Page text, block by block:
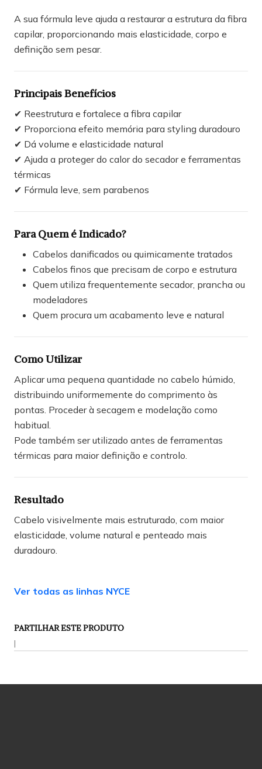
A sua fórmula leve ajuda a restaurar a estrutura da fibra
capilar, proporcionando mais elasticidade, corpo e
definição sem pesar.
Principais Benefícios
✔ Reestrutura e fortalece a fibra capilar
✔ Proporciona efeito memória para styling duradouro
✔ Dá volume e elasticidade natural
✔ Ajuda a proteger do calor do secador e ferramentas
térmicas
✔ Fórmula leve, sem parabenos
Para Quem é Indicado?
Cabelos danificados ou quimicamente tratados
Cabelos finos que precisam de corpo e estrutura
Quem utiliza frequentemente secador, prancha ou
modeladores
Quem procura um acabamento leve e natural
Como Utilizar
Aplicar uma pequena quantidade no cabelo húmido,
distribuindo uniformemente do comprimento às
pontas. Proceder à secagem e modelação como
habitual.
Pode também ser utilizado antes de ferramentas
térmicas para maior definição e controlo.
Resultado
Cabelo visivelmente mais estruturado, com maior
elasticidade, volume natural e penteado mais
duradouro.
Ver todas as linhas NYCE
PARTILHAR ESTE PRODUTO
|